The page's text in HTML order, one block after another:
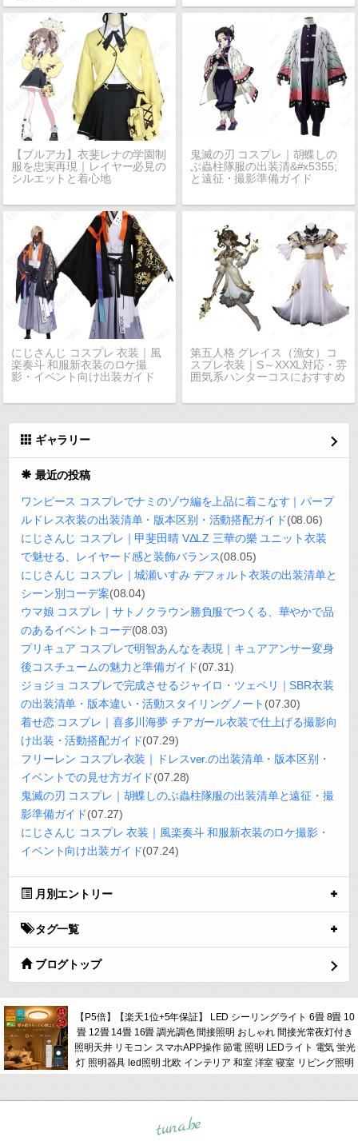
【ブルアカ】衣斐レナの学園制
服を忠実再現｜レイヤー必見の
シルエットと着心地
鬼滅の刃 コスプレ｜胡蝶しの
ぶ蟲柱隊服の出装清&#x5355;
と遠征・撮影準備ガイド
にじさんじ コスプレ 衣装｜風
楽奏斗 和服新衣装のロケ撮
影・イベント向け出装ガイド
第五人格 グレイス（漁女）コ
スプレ衣装｜S～XXXL対応・雰
囲気系ハンターコスにおすすめ
ギャラリー
最近の投稿
ワンピース コスプレでナミのゾウ編を上品に着こなす｜パープ
ルドレス衣装の出装清单・版本区别・活動搭配ガイド(08.06)
にじさんじ コスプレ｜甲斐田晴 VΔLZ 三華の樂 ユニット衣装
で魅せる、レイヤード感と装飾バランス(08.05)
にじさんじ コスプレ｜城瀬いすみ デフォルト衣装の出装清单と
シーン別コーデ案(08.04)
ウマ娘 コスプレ｜サトノクラウン勝負服でつくる、華やかで品
のあるイベントコーデ(08.03)
プリキュア コスプレで明智あんなを表現｜キュアアンサー変身
後コスチュームの魅力と準備ガイド(07.31)
ジョジョ コスプレで完成させるジャイロ・ツェペリ｜SBR衣装
の出装清单・版本違い・活動スタイリングノート (07.30)
着せ恋 コスプレ｜喜多川海夢 チアガール衣装で仕上げる撮影向
け出装・活動搭配ガイド(07.29)
フリーレン コスプレ衣装｜ドレスver.の出装清单・版本区别・
イベントでの見せ方ガイド(07.28)
鬼滅の刃 コスプレ｜胡蝶しのぶ蟲柱隊服の出装清单と遠征・撮
影準備ガイド(07.27)
にじさんじ コスプレ 衣装｜風楽奏斗 和服新衣装のロケ撮影・
イベント向け出装ガイド(07.24)
月別エントリー
タグ一覧
ブログトップ
【P5倍】【楽天1位+5年保証】 LED シーリングライト 6畳 8畳 10
畳 12畳 14畳 16畳 調光調色 間接照明 おしゃれ 間接光常夜灯付き
照明天井 リモコン スマホAPP操作 節電 照明 LEDライト 電気 蛍光
灯 照明器具 led照明 北欧 インテリア 和室 洋室 寝室 リビング照明
tuna.be